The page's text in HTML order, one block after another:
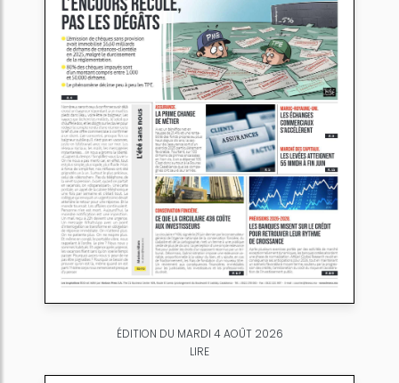
ÉDITION DU MARDI 4 AOÛT 2026
LIRE